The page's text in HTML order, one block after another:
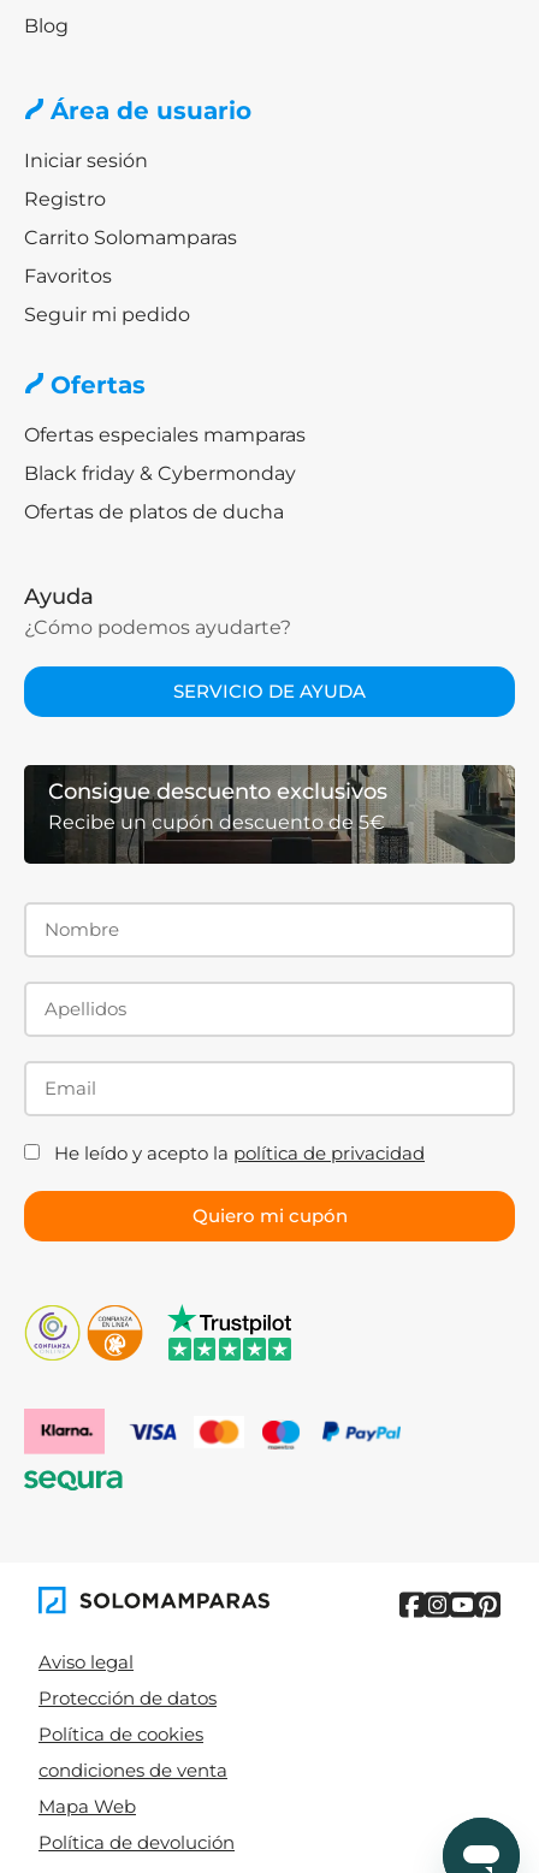
Blog
Área de usuario
Iniciar sesión
Registro
Carrito Solomamparas
Favoritos
Seguir mi pedido
Ofertas
Ofertas especiales mamparas
Black friday & Cybermonday
Ofertas de platos de ducha
Ayuda
¿Cómo podemos ayudarte?
SERVICIO DE AYUDA
Consigue descuento exclusivos
Recibe un cupón descuento de 5€
He leído y acepto la política de privacidad
Aviso legal
Protección de datos
Política de cookies
condiciones de venta
Mapa Web
Política de devolución